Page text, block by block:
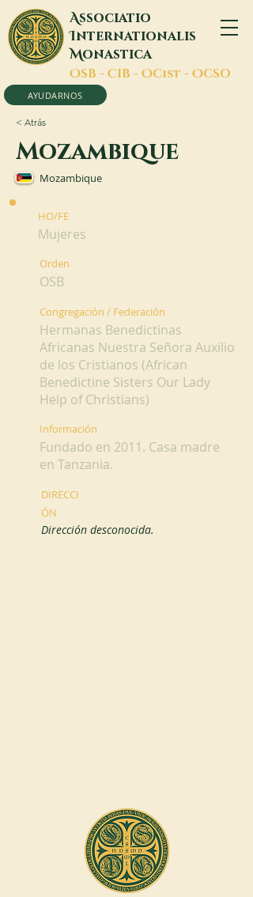
Associatio
Internationalis
Monastica
OSB - CIB - OCist - OCSO
AYUDARNOS
< Atrás
Mozambique
Mozambique
HO/FE
Mujeres
Orden
OSB
Congregación / Federación
Hermanas Benedictinas
Africanas Nuestra Señora Auxilio
de los Cristianos (African
Benedictine Sisters Our Lady
Help of Christians)
Información
Fundado en 2011. Casa madre
en Tanzania.
DIRECCI
ÓN
Dirección desconocida.